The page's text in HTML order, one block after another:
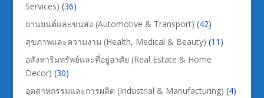
Services) (36)
ยานยนต์และขนส่ง (Automotive & Transport) (42)
สุขภาพและความงาม (Health, Medical & Beauty) (11)
อสังหาริมทรัพย์และที่อยู่อาศัย (Real Estate & Home
Decor) (30)
อุตสาหกรรมและการผลิต (Industrial & Manufacturing) (4)